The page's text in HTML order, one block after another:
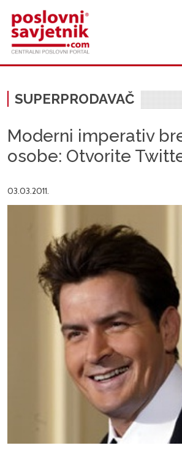
SUPERPRODAVAČ
Moderni imperativ
osobe: Otvorite
03.03.2011.